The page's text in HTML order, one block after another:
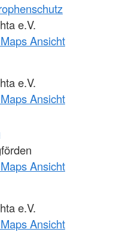
e.V.
Ansicht
e.V.
Ansicht
Ansicht
e.V.
Ansicht